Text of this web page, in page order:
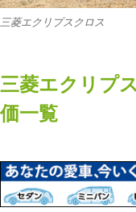
三菱エクリプスクロス
三菱エクリプ
価一覧